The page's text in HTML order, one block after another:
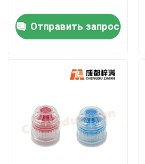
Ролики
Отправить запрос